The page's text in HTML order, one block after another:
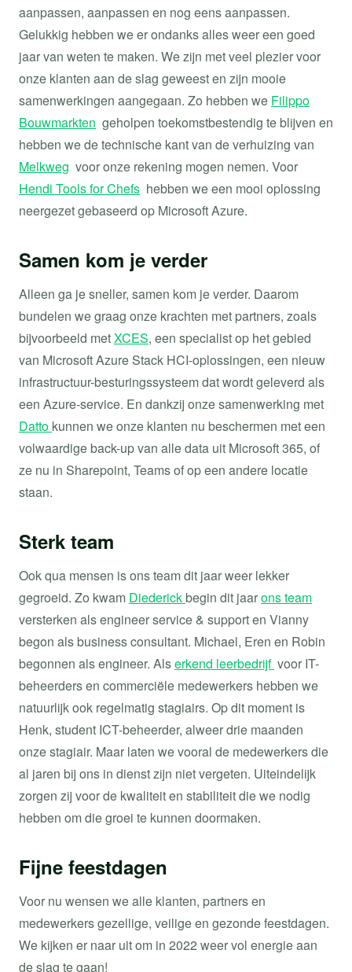
aanpassen, aanpassen en nog eens aanpassen.
Gelukkig hebben we er ondanks alles weer een goed
jaar van weten te maken. We zijn met veel plezier voor
onze klanten aan de slag geweest en zijn mooie
samenwerkingen aangegaan. Zo hebben we Filippo
Bouwmarkten geholpen toekomstbestendig te blijven en
hebben we de technische kant van de verhuizing van
Melkweg voor onze rekening mogen nemen. Voor
Hendi Tools for Chefs hebben we een mooi oplossing
neergezet gebaseerd op Microsoft Azure.
Samen kom je verder
Alleen ga je sneller, samen kom je verder. Daarom
bundelen we graag onze krachten met partners, zoals
bijvoorbeeld metXCES, een specialist op het gebied
van Microsoft Azure Stack HCI-oplossingen, een nieuw
infrastructuur-besturingssysteem dat wordt geleverd als
een Azure-service. En dankzij onze samenwerking met
Datto kunnen we onze klanten nu beschermen met een
volwaardige back-up van alle data uit Microsoft 365, of
ze nu in Sharepoint, Teams of op een andere locatie
staan.
Sterk team
Ook qua mensen is ons team dit jaar weer lekker
gegroeid. Zo kwam Diederickbegin dit jaarons team
versterken als engineer service & support en Vianny
begon als business consultant. Michael, Eren en Robin
begonnen als engineer. Alserkend leerbedrijf voor IT-
beheerders en commerciële medewerkers hebben we
natuurlijk ook regelmatig stagiairs. Op dit moment is
Henk, student ICT-beheerder, alweer drie maanden
onze stagiair. Maar laten we vooral de medewerkers die
al jaren bij ons in dienst zijn niet vergeten. Uiteindelijk
zorgen zij voor de kwaliteit en stabiliteit die we nodig
hebben om die groei te kunnen doormaken.
Fijne feestdagen
Voor nu wensen we alle klanten, partners en
medewerkers gezellige, veilige en gezonde feestdagen.
We kijken er naar uit om in 2022 weer vol energie aan
de slag te gaan!